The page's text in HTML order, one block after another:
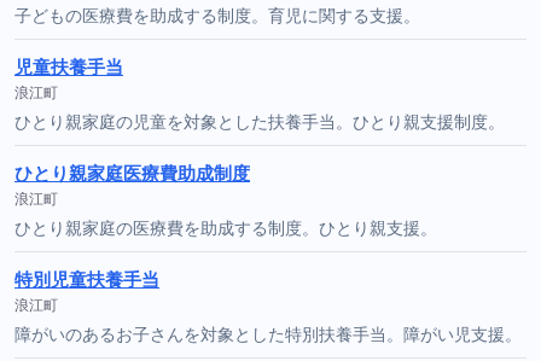
子どもの医療費を助成する制度。育児に関する支援。
児童扶養手当
浪江町
ひとり親家庭の児童を対象とした扶養手当。ひとり親支援制度。
ひとり親家庭医療費助成制度
浪江町
ひとり親家庭の医療費を助成する制度。ひとり親支援。
特別児童扶養手当
浪江町
障がいのあるお子さんを対象とした特別扶養手当。障がい児支援。